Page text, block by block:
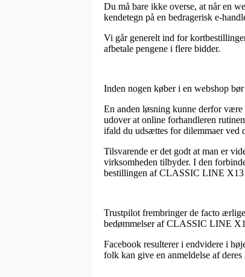
Du må bare ikke overse, at når en
kendetegn på en bedragerisk e-
Vi går generelt ind for
afbetale pengene i flere bidder.
Inden nogen køber i en webshop
En anden løsning kunne derfor være
udover at online forhandleren
ifald du udsættes for dilemmaer ved
Tilsvarende er det godt at man er
virksomheden tilbyder. I den
bestillingen af CLASSIC LINE X13
Trustpilot frembringer de facto
bedømmelser af CLASSIC LINE
Facebook resulterer i endvidere i
folk kan give en anmeldelse af